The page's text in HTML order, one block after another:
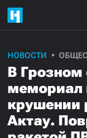
НОВОСТИ
В
мемориал
крушении
Актау.